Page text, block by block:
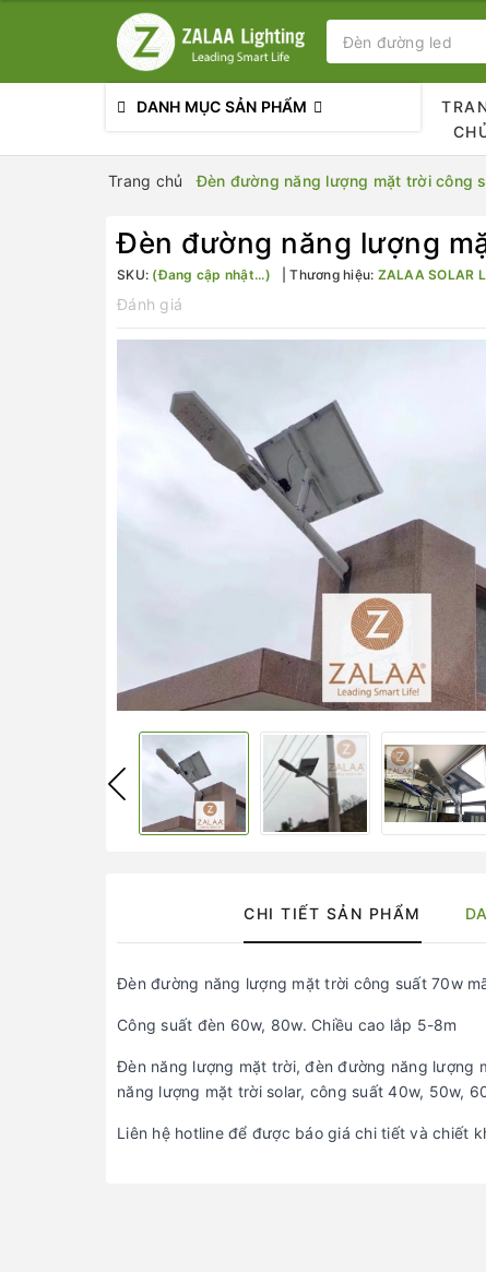
DANH MỤC SẢN PHẨM
Trang chủ Đèn đường năng lượng mặt trời công
Đèn đường năng lượng
SKU: (Đang cập nhật...) Thương hiệu: ZALAA SOLAR
Đánh giá
CHI TIẾT SẢN PHẨM
Đèn đường năng lượng mặt trời công suất 70w
Công suất đèn 60w, 80w. Chiều cao lắp 5-8m
Đèn năng lượng mặt trời, đèn đường năng lượng
năng lượng mặt trời solar, công suất 40w, 50w,
Liên hệ hotline để được báo giá chi tiết và chiết